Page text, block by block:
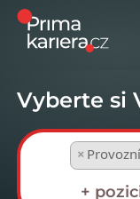
Vyberte si
×